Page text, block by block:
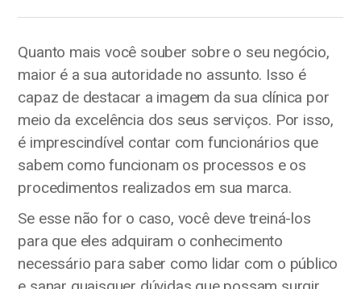
Quanto mais você souber sobre o seu negócio,
maior é a sua autoridade no assunto. Isso é
capaz de destacar a imagem da sua clínica por
meio da excelência dos seus serviços. Por isso,
é imprescindível contar com funcionários que
sabem como funcionam os processos e os
procedimentos realizados em sua marca.
Se esse não for o caso, você deve treiná-los
para que eles adquiram o conhecimento
necessário para saber como lidar com o público